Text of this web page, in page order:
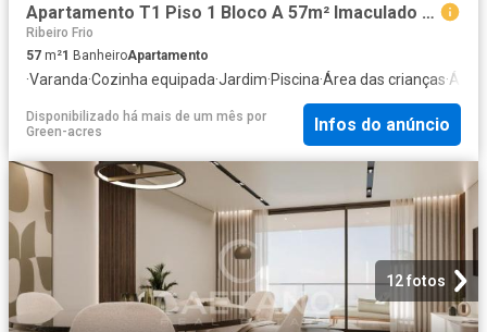
Apartamento T1 Piso 1 Bloco A 57m² Imaculado Coração De Maria
Ribeiro Frio
57 m²1 BanheiroApartamento
·Varanda·Cozinha equipada·Jardim·Piscina·Área das crianças·Área
Disponibilizado há mais de um mês por
Green-acres
Infos do anúncio
12 fotos